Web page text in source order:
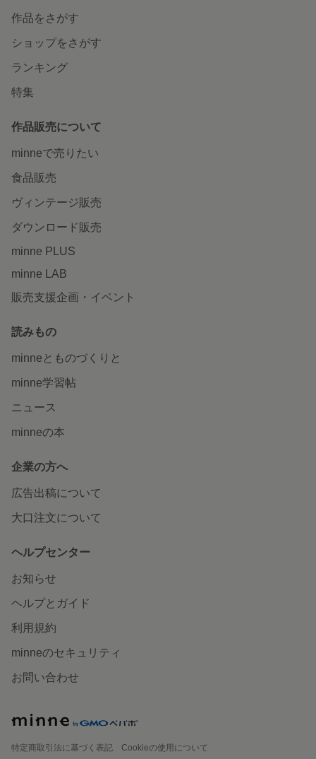
作品をさがす
ショップをさがす
ランキング
特集
作品販売について
minneで売りたい
食品販売
ヴィンテージ販売
ダウンロード販売
minne PLUS
minne LAB
販売支援企画・イベント
読みもの
minneとものづくりと
minne学習帖
ニュース
minneの本
企業の方へ
広告出稿について
大口注文について
ヘルプセンター
お知らせ
ヘルプとガイド
利用規約
minneのセキュリティ
お問い合わせ
特定商取引法に基づく表記
Cookieの使用について